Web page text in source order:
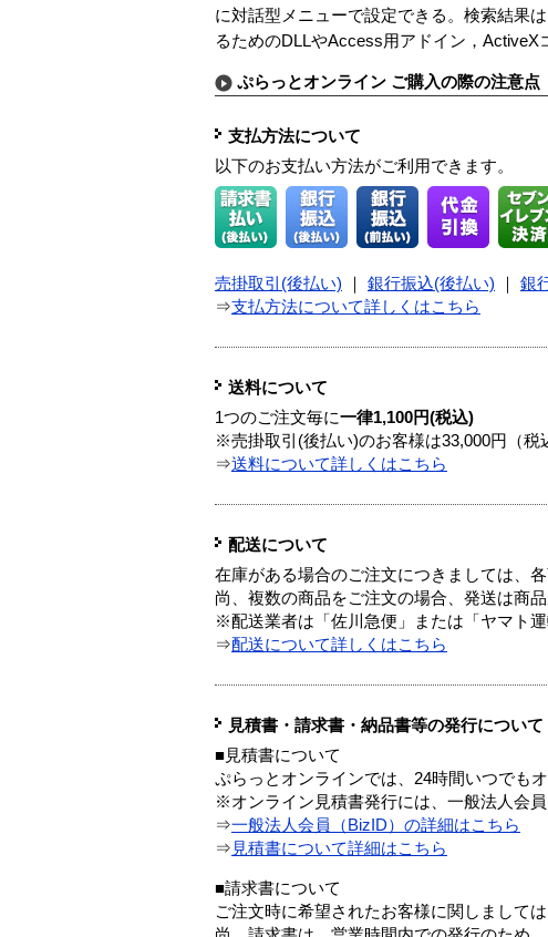
に対話型メニューで設定できる。検索結果
るためのDLLやAccess用アドイン，ActiveX
ぷらっとオンライン ご購入の際の注意点
支払方法について
以下のお支払い方法がご利用できます。
売掛取引(後払い) 銀行振込(後払い) 銀
⇒支払方法について詳しくはこちら
送料について
1つのご注文毎に一律1,100円(税込)
※売掛取引(後払い)のお客様は33,000円（税
⇒送料について詳しくはこちら
配送について
在庫がある場合のご注文につきましては、
尚、複数の商品をご注文の場合、発送は商
※配送業者は「佐川急便」または「ヤマト
⇒配送について詳しくはこちら
見積書・請求書・納品書等の発行について
■見積書について
ぷらっとオンラインでは、24時間いつでも
※オンライン見積書発行には、一般法人会
⇒一般法人会員（BizID）の詳細はこちら
⇒ 見積書について詳細はこちら
■請求書について
ご注文時に希望されたお客様に関しまして